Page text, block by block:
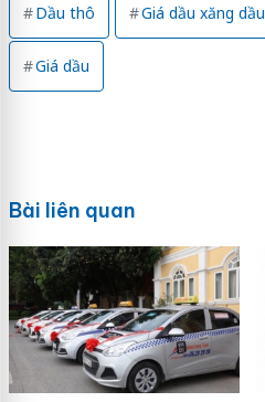
Dầu thô Giá dầu xăng dầu
Giá dầu
Bài liên quan